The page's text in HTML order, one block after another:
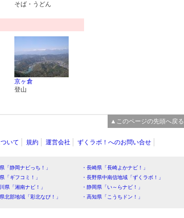
そば・うどん
京ヶ倉
登山
▲このページの先頭へ戻る
いて 規約 運営会社 ずくラボ！へのお問い合せ
「静岡ナビっち！」
・長崎県「長崎よかナビ！」
「ギフコミ！」
・長野県中南信地域「ずくラボ！」
県「湘南ナビ！」
・静岡県「い～らナビ！」
北部地域「彩北なび！」 ・高知県「こうちドン！」